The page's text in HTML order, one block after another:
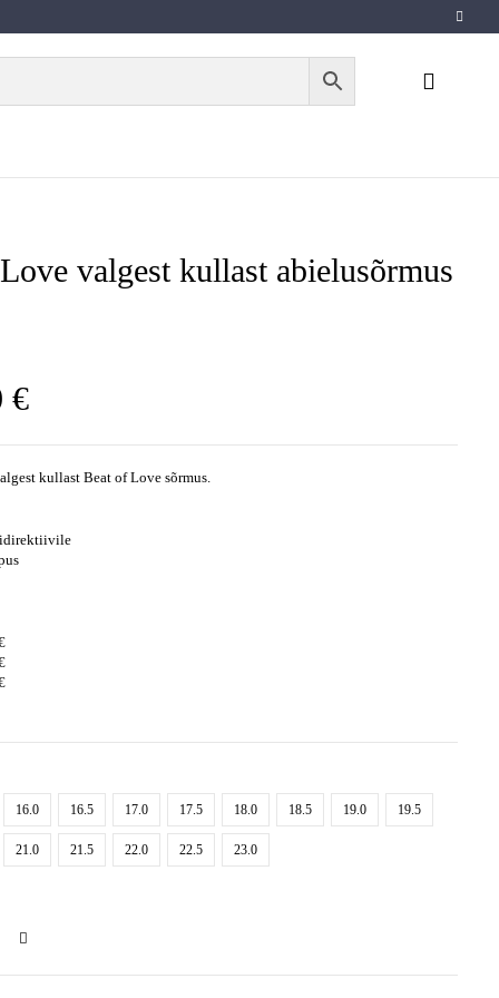
valgest kullast abielusõrmus
€
kullast Beat of Love sõrmus.
16.0 16.5 17.0 17.5 18.0 18.5 19.0 19.5
21.0 21.5 22.0 22.5 23.0